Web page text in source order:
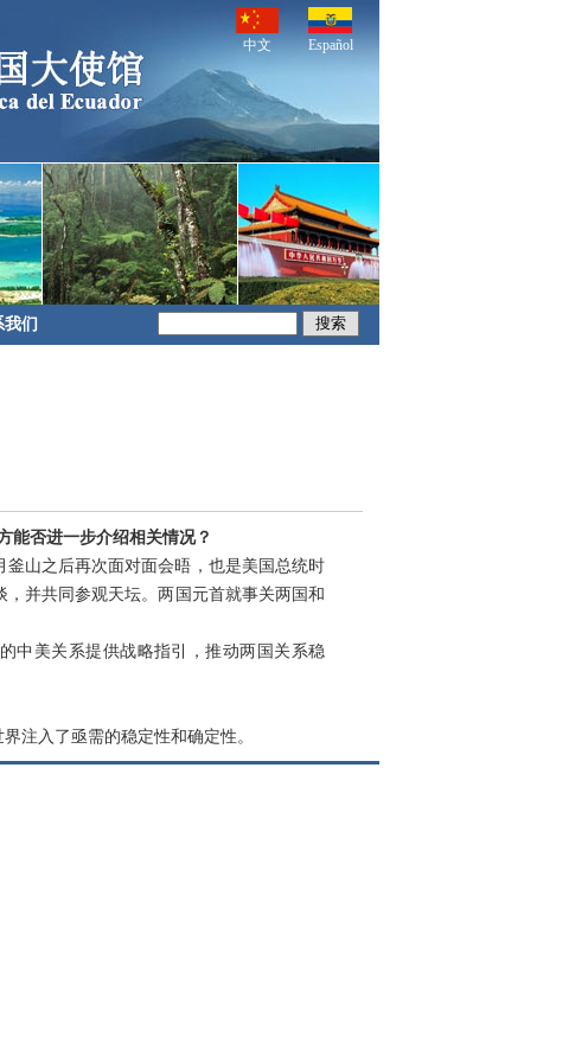
中文 Español
我们
能否进一步介绍相关情况？
山之后再次面对面会晤，也是美国总统时
并共同参观天坛。两国元首就事关两国和
中美关系提供战略指引，推动两国关系稳
注入了亟需的稳定性和确定性。